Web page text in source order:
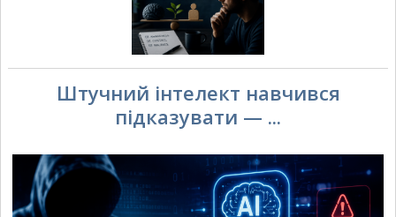
Штучний інтелект навчився
підказувати — ...